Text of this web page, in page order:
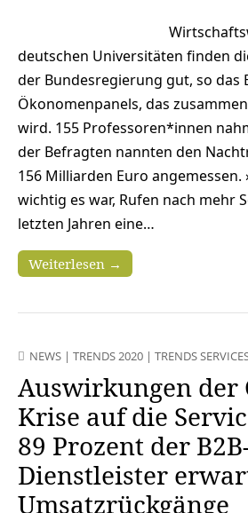
deutschen Universitäten finden
der Bundesregierung gut, so das
Ökonomenpanels, das
wird. 155 Professoren*innen
der Befragten nannten den
156 Milliarden Euro angemessen.
wichtig es war, Rufen nach mehr
letzten Jahren eine…
Weiterlesen →
NEWS | TRENDS 2020 | TRENDS
Auswirkungen der
Krise auf die
89 Prozent der
Dienstleister
Umsatzrückgänge